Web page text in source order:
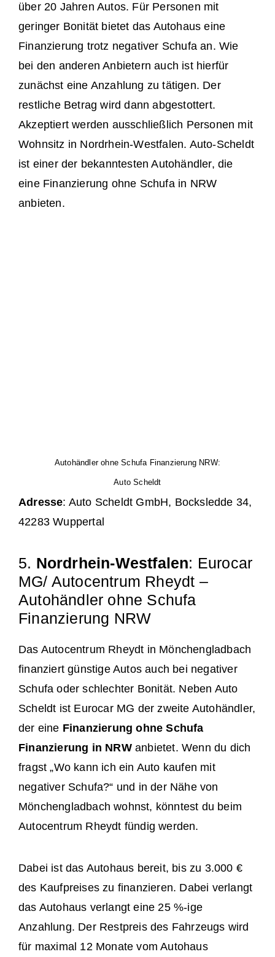
über 20 Jahren Autos. Für Personen mit
geringer Bonität bietet das Autohaus eine
Finanzierung trotz negativer Schufa an. Wie
bei den anderen Anbietern auch ist hierfür
zunächst eine Anzahlung zu tätigen. Der
restliche Betrag wird dann abgestottert.
Akzeptiert werden ausschließlich Personen mit
Wohnsitz in Nordrhein-Westfalen. Auto-Scheldt
ist einer der bekanntesten Autohändler, die
eine Finanzierung ohne Schufa in NRW
anbieten.
Autohändler ohne Schufa Finanzierung NRW:
Auto Scheldt
Adresse: Auto Scheldt GmbH, Bocksledde 34,
42283 Wuppertal
5. Nordrhein-Westfalen: Eurocar
MG/ Autocentrum Rheydt –
Autohändler ohne Schufa
Finanzierung NRW
Das Autocentrum Rheydt in Mönchengladbach
finanziert günstige Autos auch bei negativer
Schufa oder schlechter Bonität. Neben Auto
Scheldt ist Eurocar MG der zweite Autohändler,
der eine Finanzierung ohne Schufa
Finanzierung in NRW anbietet. Wenn du dich
fragst „Wo kann ich ein Auto kaufen mit
negativer Schufa?“ und in der Nähe von
Mönchengladbach wohnst, könntest du beim
Autocentrum Rheydt fündig werden.
Dabei ist das Autohaus bereit, bis zu 3.000 €
des Kaufpreises zu finanzieren. Dabei verlangt
das Autohaus verlangt eine 25 %-ige
Anzahlung. Der Restpreis des Fahrzeugs wird
für maximal 12 Monate vom Autohaus